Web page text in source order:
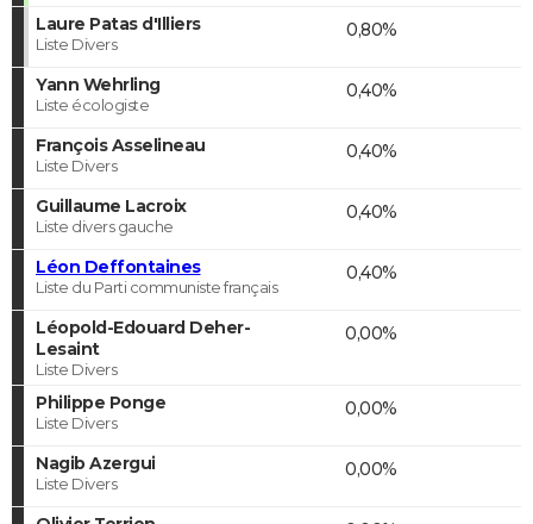
Laure Patas d'Illiers
Liste Divers
0,80%
Yann Wehrling
Liste écologiste
0,40%
François Asselineau
Liste Divers
0,40%
Guillaume Lacroix
Liste divers gauche
0,40%
Léon Deffontaines
Liste du Parti communiste français
0,40%
Léopold-Edouard Deher-
Lesaint
Liste Divers
0,00%
Philippe Ponge
Liste Divers
0,00%
Nagib Azergui
Liste Divers
0,00%